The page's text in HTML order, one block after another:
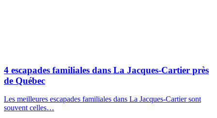
4 escapades familiales dans La Jacques-Cartier près
de Québec
Les meilleures escapades familiales dans La Jacques-Cartier sont
souvent celles…